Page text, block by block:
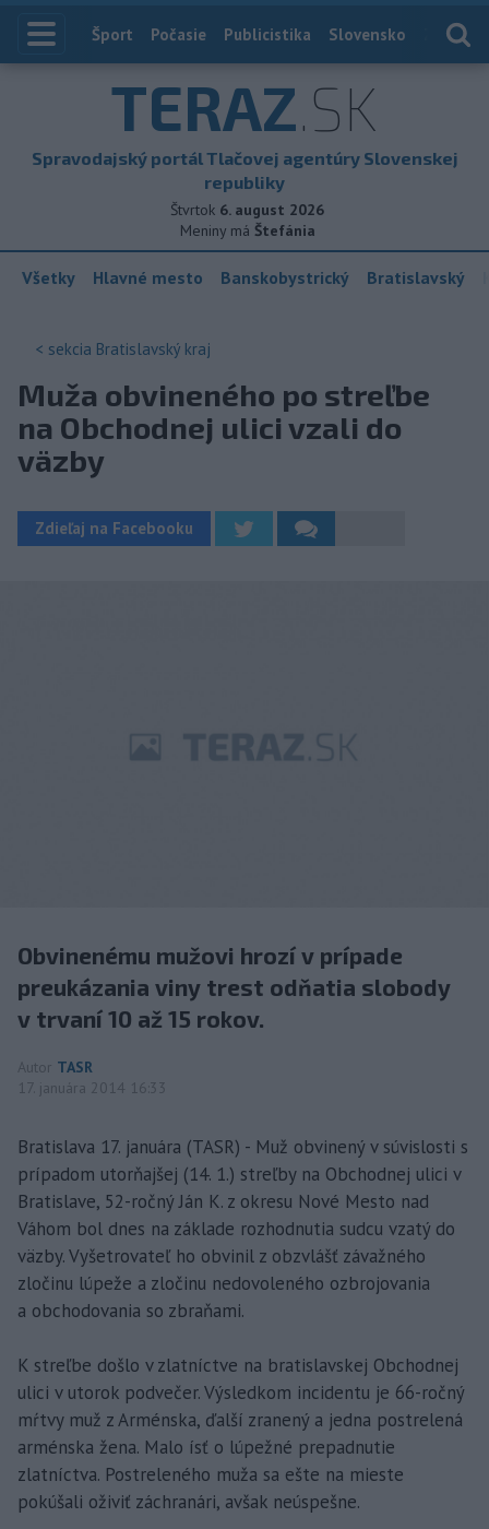
Index
Šport Počasie Publicistika Slovensko
TERAZ.SK
Spravodajský portál Tlačovej agentúry Slovenskej
republiky
Štvrtok 6. august 2026
Meniny má Štefánia
Všetky Hlavné mesto Banskobystrický Bratislavský
< sekcia Bratislavský kraj
Muža obvineného po streľbe
na Obchodnej ulici vzali do
väzby
Zdieľaj na Facebooku
Obvinenému mužovi hrozí v prípade
preukázania viny trest odňatia slobody
v trvaní 10 až 15 rokov.
Autor TASR
17. januára 2014 16:33
Bratislava 17. januára (TASR) - Muž obvinený v súvislosti s
prípadom utorňajšej (14. 1.) streľby na Obchodnej ulici v
Bratislave, 52-ročný Ján K. z okresu Nové Mesto nad
Váhom bol dnes na základe rozhodnutia sudcu vzatý do
väzby. Vyšetrovateľ ho obvinil z obzvlášť závažného
zločinu lúpeže a zločinu nedovoleného ozbrojovania
a obchodovania so zbraňami.
K streľbe došlo v zlatníctve na bratislavskej Obchodnej
ulici v utorok podvečer. Výsledkom incidentu je 66-ročný
mŕtvy muž z Arménska, ďalší zranený a jedna postrelená
arménska žena. Malo ísť o lúpežné prepadnutie
zlatníctva. Postreleného muža sa ešte na mieste
pokúšali oživiť záchranári, avšak neúspešne.